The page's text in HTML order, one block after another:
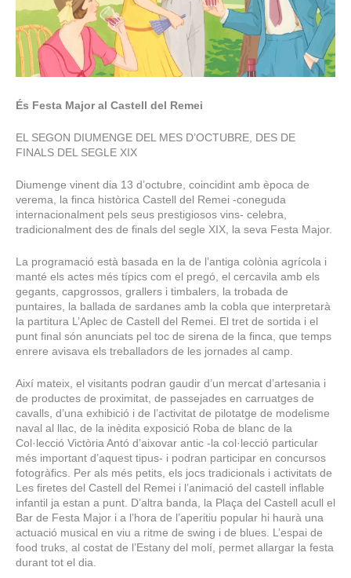
És Festa Major al Castell del Remei
EL SEGON DIUMENGE DEL MES D’OCTUBRE, DES DE
FINALS DEL SEGLE XIX
Diumenge vinent dia 13 d’octubre, coincidint amb època de
verema, la finca històrica Castell del Remei -coneguda
internacionalment pels seus prestigiosos vins- celebra,
tradicionalment des de finals del segle XIX, la seva Festa Major.
La programació està basada en la de l’antiga colònia agrícola i
manté els actes més típics com el pregó, el cercavila amb els
gegants, capgrossos, grallers i timbalers, la trobada de
puntaires, la ballada de sardanes amb la cobla que interpretarà
la partitura L’Aplec de Castell del Remei. El tret de sortida i el
punt final són anunciats pel toc de sirena de la finca, que temps
enrere avisava els treballadors de les jornades al camp.
Així mateix, el visitants podran gaudir d’un mercat d’artesania i
de productes de proximitat, de passejades en carruatges de
cavalls, d’una exhibició i de l’activitat de pilotatge de modelisme
naval al llac, de la inèdita exposició Roba de blanc de la
Col·lecció Victòria Antó d’aixovar antic -la col·lecció particular
més important d’aquest tipus- i podran participar en concursos
fotogràfics. Per als més petits, els jocs tradicionals i activitats de
Les firetes del Castell del Remei i l’animació del castell inflable
infantil ja estan a punt. D’altra banda, la Plaça del Castell acull el
Bar de Festa Major i a l’hora de l’aperitiu popular hi haurà una
actuació musical en viu a ritme de swing i de blues. L’espai de
food truks, al costat de l’Estany del molí, permet allargar la festa
durant tot el dia.